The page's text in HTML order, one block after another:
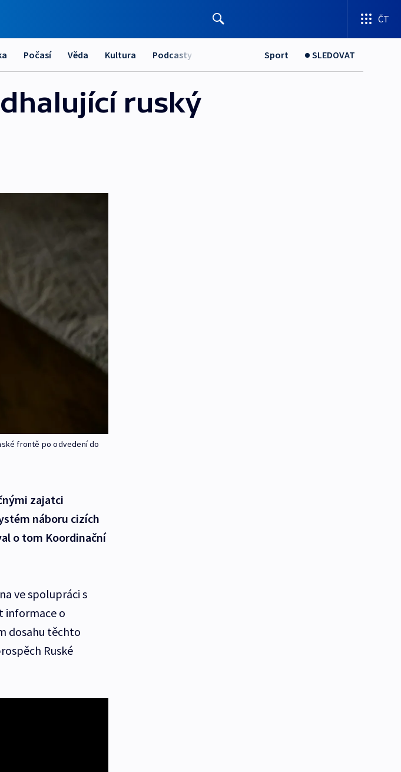
ČT
Počasí Věda Kultura Podcasty Sport SLEDOVAT
ruský
frontě po odvedení do
zajatci
náboru cizích
o tom Koordinační
ve spolupráci s
informace o
dosahu těchto
Ruské